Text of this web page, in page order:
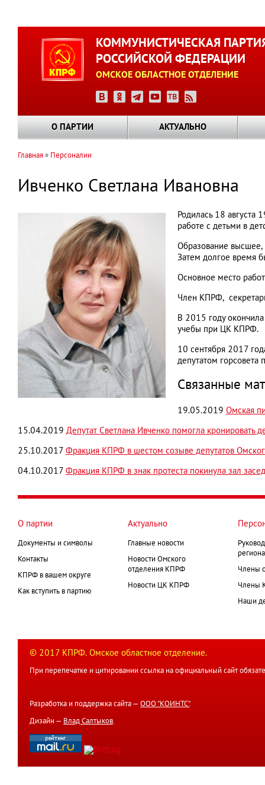
КОММУНИСТИЧЕСКАЯ
РОССИЙСКОЙ ФЕДЕРАЦИИ
ОМСКОЕ ОБЛАСТНОЕ ОТДЕЛЕНИЕ
О ПАРТИИ АКТУАЛЬНО
навигации
Главная Персоналии
Ивченко Светлана Ивановна
Родилась 18 августа
работе с детьми в
Образование высшее,
Затем долгое время
Основное место
Член КПРФ,
В 2015 году
учебы при ЦК КПРФ.
10 сентября 2017
депутатом
Связанные
19.05.2019 Омская
15.04.2019 Депутат Светлана Ивченко помогла кронировать
25.10.2017 Фракция КПРФ в шестом созыве депутатов
04.10.2017 Фракция КПРФ в знак протеста покинула зал
О партии
Документы и символы
Контакты
КПРФ в вашем округе
Как вступить в партию
Актуально
Главные новости
Новости Омского
отделения КПРФ
Новости ЦК КПРФ
Члены
Члены
Наши
© 2017 КПРФ. Омское областное отделение.
При перепечатке и цитировании ссылка на официальный сайт
Разработка и поддержка сайта — ООО "КОИНТС".
Дизайн — Влад Салтыков.